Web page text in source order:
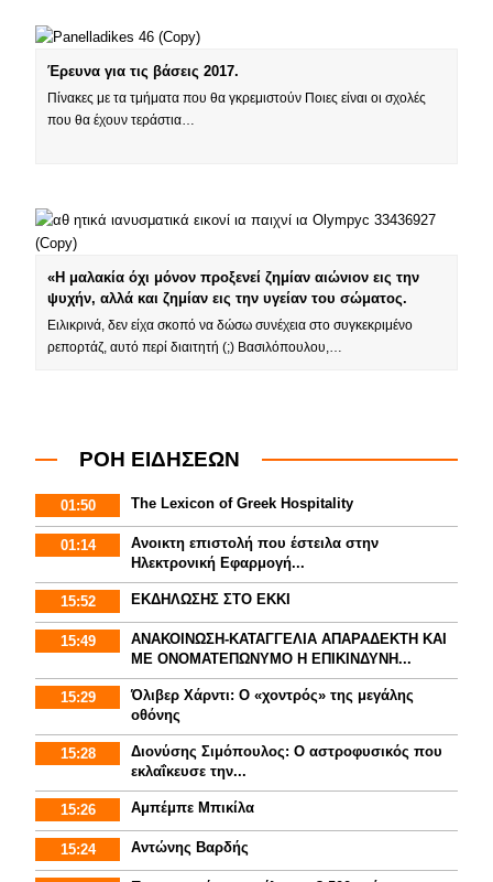
Έρευνα για τις βάσεις 2017.
Πίνακες με τα τμήματα που θα γκρεμιστούν Ποιες είναι οι σχολές
που θα έχουν τεράστια…
«Η μαλακία όχι μόνον προξενεί ζημίαν αιώνιον εις την
ψυχήν, αλλά και ζημίαν εις την υγείαν του σώματος.
Ειλικρινά, δεν είχα σκοπό να δώσω συνέχεια στο συγκεκριμένο
ρεπορτάζ, αυτό περί διαιτητή (;) Βασιλόπουλου,…
ΡΟΗ ΕΙΔΗΣΕΩΝ
01:50 The Lexicon of Greek Hospitality
01:14
Aνοικτη επιστολή που έστειλα στην
Ηλεκτρονική Εφαρμογή...
15:52 ΕΚΔΗΛΩΣΗΣ ΣΤΟ ΕΚΚΙ
15:49
ΑΝΑΚΟΙΝΩΣΗ-ΚΑΤΑΓΓΕΛΙΑ ΑΠΑΡΑΔΕΚΤΗ ΚΑΙ
ΜΕ ΟΝΟΜΑΤΕΠΩΝΥΜΟ Η ΕΠΙΚΙΝΔΥΝΗ...
15:29
Όλιβερ Χάρντι: Ο «χοντρός» της μεγάλης
οθόνης
15:28
Διονύσης Σιμόπουλος: Ο αστροφυσικός που
εκλαΐκευσε την...
15:26 Αμπέμπε Μπικίλα
15:24 Αντώνης Βαρδής